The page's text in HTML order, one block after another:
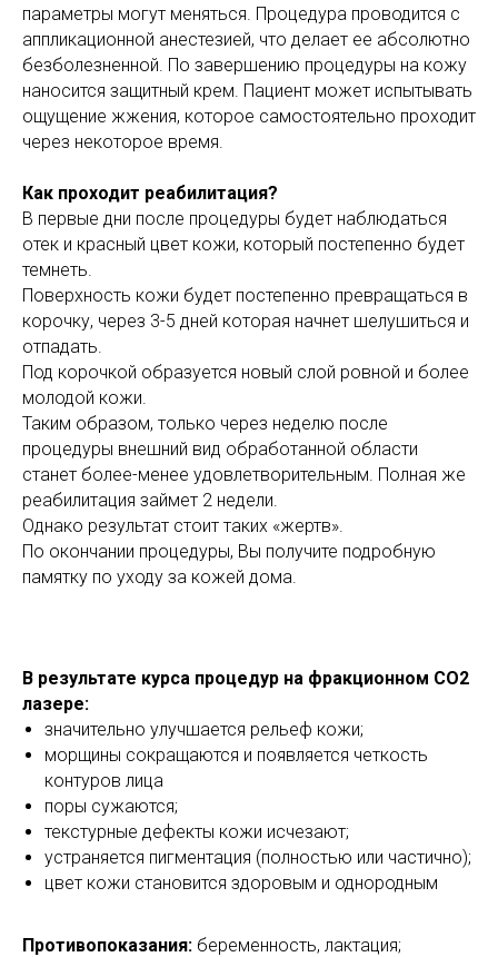
параметры могут меняться. Процедура проводится с
аппликационной анестезией, что делает ее абсолютно
безболезненной. По завершению процедуры на кожу
наносится защитный крем. Пациент может испытывать
ощущение жжения, которое самостоятельно проходит
через некоторое время.
Как проходит реабилитация?
В первые дни после процедуры будет наблюдаться
отек и красный цвет кожи, который постепенно будет
темнеть.
Поверхность кожи будет постепенно превращаться в
корочку, через 3-5 дней которая начнет шелушиться и
отпадать.
Под корочкой образуется новый слой ровной и более
молодой кожи.
Таким образом, только через неделю после
процедуры внешний вид обработанной области
станет более-менее удовлетворительным. Полная же
реабилитация займет 2 недели.
Однако результат стоит таких «жертв».
По окончании процедуры, Вы получите подробную
памятку по уходу за кожей дома.
В результате курса процедур на фракционном СО2
лазере:
значительно улучшается рельеф кожи;
морщины сокращаются и появляется четкость
контуров лица
поры сужаются;
текстурные дефекты кожи исчезают;
устраняется пигментация (полностью или частично);
цвет кожи становится здоровым и однородным
Противопоказания: беременность, лактация;